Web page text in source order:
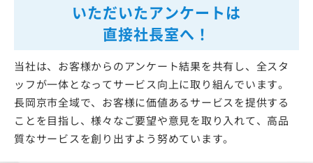
いただいたアンケートは
直接社長室へ！
当社は、お客様からのアンケート結果を共有し、全スタ
ッフが一体となってサービス向上に取り組んでいます。
長岡京市全域で、お客様に価値あるサービスを提供する
ことを目指し、様々なご要望や意見を取り入れて、高品
質なサービスを創り出すよう努めています。